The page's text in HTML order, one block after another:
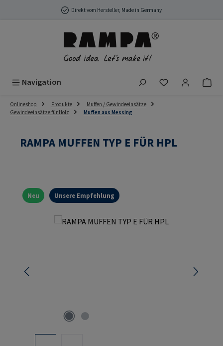
Zum Hauptinhalt springenDirekt vom Hersteller, Made in Germany
Navigation Du hast 0
Onlineshop Produkte
Muffen / Gewindeeinsätze
Gewindeeinsätze für Holz
Muffen aus Messing
RAMPA MUFFEN TYP E FÜR HPL
Neu Unsere Empfehlung
Bildergalerie überspringen